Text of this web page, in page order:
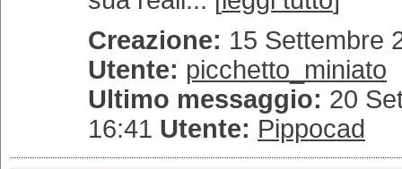
Creazione: 15 Settembre
Utente: picchetto_miniato
Ultimo messaggio: 20
16:41 Utente: Pippocad